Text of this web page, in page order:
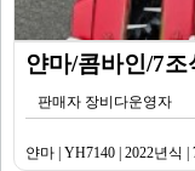
얀마/콤바인/7
판매자 장비다운영자
얀마 | YH7140 | 2022년식 |